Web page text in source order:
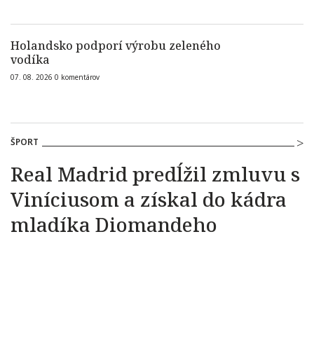
Holandsko podporí výrobu zeleného
vodíka
07. 08. 2026 0 komentárov
ŠPORT